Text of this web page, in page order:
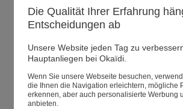
Meine Informationen
Ihre Bestellungen
Warenkorb
Die Qualität Ihrer Erfahrung
Entscheidungen ab
Unsere Website jeden Tag zu
Hauptanliegen bei Okaïdi.
Wenn Sie unsere Webseite besuchen,
die Ihnen die Navigation erleichtern, mögliche
erkennen, aber auch personalisierte Werbung
anbieten.